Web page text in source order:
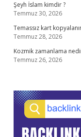
Şeyh İslam kimdir ?
Temmuz 30, 2026
Temassız kart
Temmuz 28, 2026
Kozmik zamanlama
Temmuz 26, 2026